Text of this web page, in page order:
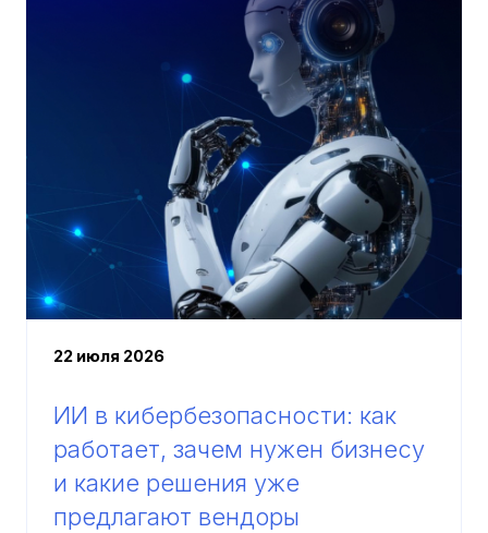
22 июля 2026
ИИ в кибербезопасности: как
работает, зачем нужен бизнесу
и какие решения уже
предлагают вендоры